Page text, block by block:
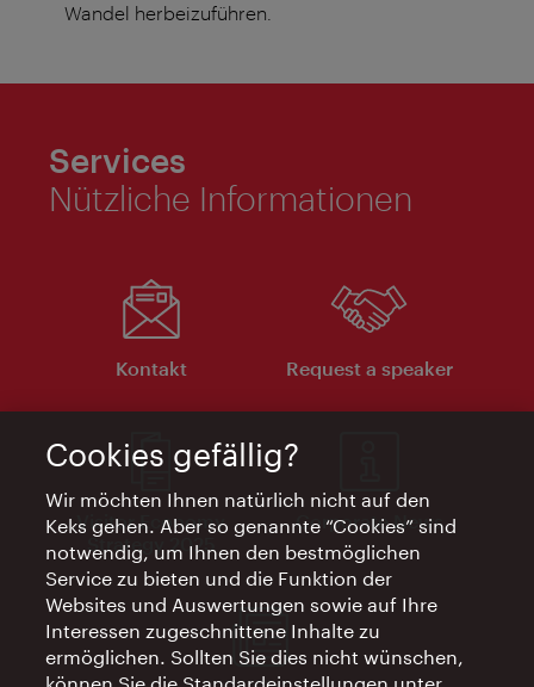
Wandel herbeizuführen.
Services
Nützliche Informationen
Kontakt Request a speaker
Visitor Economy
Strategy 2025
Corporate News
Cookies gefällig?
Wir möchten Ihnen natürlich nicht auf den
Keks gehen. Aber so genannte “Cookies” sind
notwendig, um Ihnen den bestmöglichen
Service zu bieten und die Funktion der
Websites und Auswertungen sowie auf Ihre
Interessen zugeschnittene Inhalte zu
ermöglichen. Sollten Sie dies nicht wünschen,